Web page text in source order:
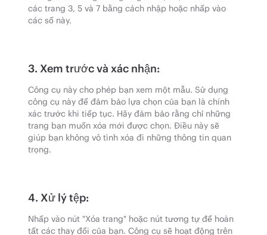
các trang 3, 5 và 7 bằng cách nhập hoặc nhấp vào
các số này.
3. Xem trước và xác nhận:
Công cụ này cho phép bạn xem một mẫu. Sử dụng
công cụ này để đảm bảo lựa chọn của bạn là chính
xác trước khi tiếp tục. Hãy đảm bảo rằng chỉ những
trang bạn muốn xóa mới được chọn. Điều này sẽ
giúp bạn không vô tình xóa đi những thông tin quan
trọng.
4. Xử lý tệp:
Nhấp vào nút "Xóa trang" hoặc nút tương tự để hoàn
tất các thay đổi của bạn. Công cụ sẽ hoạt động trên